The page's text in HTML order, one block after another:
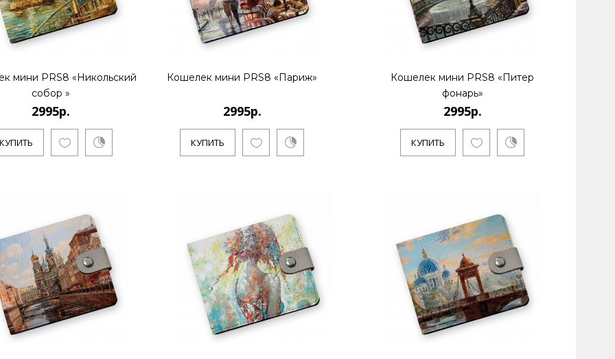
2995р.
КУПИТЬ
мини PRS8 «Никольский
собор »
2995р.
КУПИТЬ
Кошелек мини PRS8 «Париж»
2995р.
КУПИТЬ
Кошелек мини PRS8 «Питер
фонарь»
2995р.
КУПИТЬ